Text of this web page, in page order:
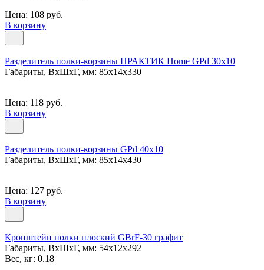
Цена: 108 руб.
В корзину
Разделитель полки-корзины ПРАКТИК Home GPd 30x10
Габариты, ВxШxГ, мм: 85x14x330
Цена: 118 руб.
В корзину
Разделитель полки-корзины GPd 40x10
Габариты, ВxШxГ, мм: 85x14x430
Цена: 127 руб.
В корзину
Кронштейн полки плоский GBrF-30 графит
Габариты, ВxШxГ, мм: 54x12x292
Вес, кг: 0.18